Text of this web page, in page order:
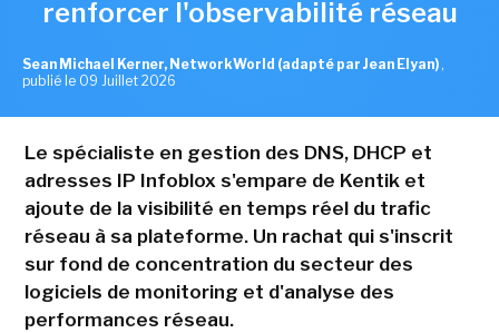
renforcer l'observabilité réseau
Sean Michael Kerner, NetworkWorld (adapté par Jean Elyan) ,
publié le 09 Juillet 2026
Le spécialiste en gestion des DNS, DHCP et
adresses IP Infoblox s'empare de Kentik et
ajoute de la visibilité en temps réel du trafic
réseau à sa plateforme. Un rachat qui s'inscrit
sur fond de concentration du secteur des
logiciels de monitoring et d'analyse des
performances réseau.